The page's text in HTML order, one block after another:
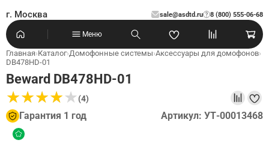
г. Москва sale@asdtd.ru 8 (800) 555-06-68
?
Меню
Главная›Каталог›Домофонные системы›Аксессуары для домофонов›
DB478HD-01
Beward DB478HD-01
★★★★★
★★★★★(4)
Гарантия 1 год Артикул: УТ-00013468